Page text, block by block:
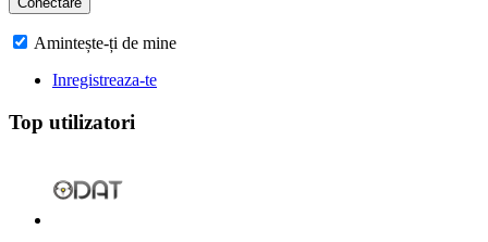
Amintește-ți de mine
Inregistreaza-te
Top utilizatori